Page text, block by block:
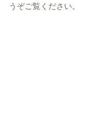
うぞご覧ください。